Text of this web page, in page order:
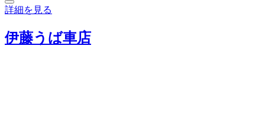
詳細を見る
伊藤うば車店